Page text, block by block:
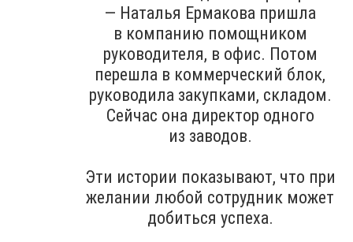
— Наталья Ермакова пришла
в компанию помощником
руководителя, в офис. Потом
перешла в коммерческий блок,
руководила закупками, складом.
Сейчас она директор одного
из заводов.
Эти истории показывают, что при
желании любой сотрудник может
добиться успеха.